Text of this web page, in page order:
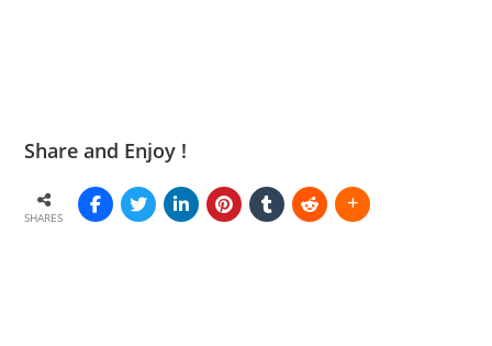
Share and Enjoy !
SHARES